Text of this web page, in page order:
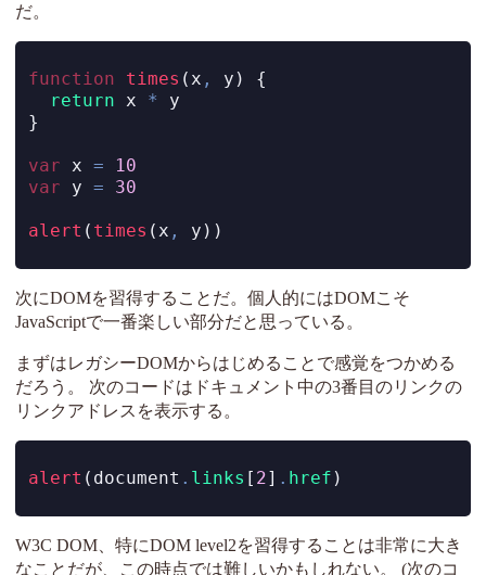
だ。
function times (x ,
y) {
return x * y
}
var x =
10
var y = 30
alert ( times (x , y))
次にDOMを習得することだ。個人的にはDOMこそ
JavaScriptで一番楽しい部分だと思っている。
まずはレガシーDOMからはじめることで感覚をつかめる
だろう。 次のコードはドキュメント中の3番目のリンクの
リンクアドレスを表示する。
alert ( document . links [ 2] . href )
W3C DOM、特にDOM level2を習得することは非常に大き
なことだが、この時点では難しいかもしれない。 (次のコ